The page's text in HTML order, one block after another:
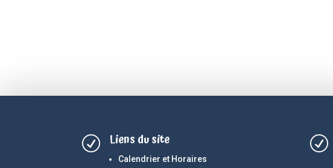
R Liens du site
Calendrier et Horaires
R